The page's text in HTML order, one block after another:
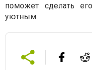
поможет сделать
уютным.